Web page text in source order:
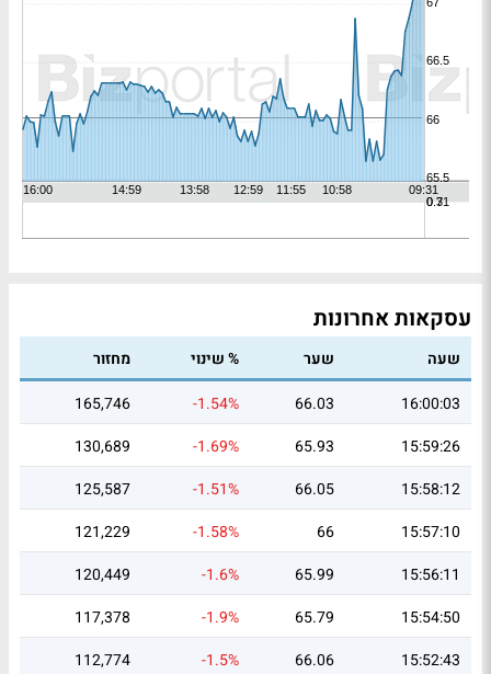
עסקאות אחרונות
שעה שער % שינוי
מחזור
16:00:03
66.03
-1.54%
165,746
15:59:26
65.93
-1.69%
130,689
15:58:12
66.05
-1.51%
125,587
15:57:10
66
-1.58%
121,229
15:56:11
65.99
-1.6%
120,449
15:54:50
65.79
-1.9%
117,378
15:52:43
66.06
-1.5%
112,774